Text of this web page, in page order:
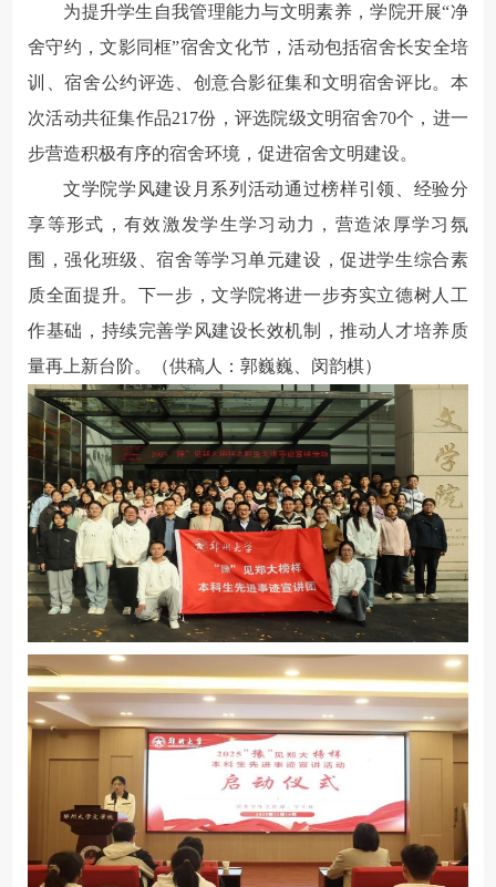
为提升学生自我管理能力与文明素养，学院开展“净
舍守约，文影同框”宿舍文化节，活动包括宿舍长安全培
训、宿舍公约评选、创意合影征集和文明宿舍评比。本
次活动共征集作品217份，评选院级文明宿舍70个，进一
步营造积极有序的宿舍环境，促进宿舍文明建设。
文学院学风建设月系列活动通过榜样引领、经验分
享等形式，有效激发学生学习动力，营造浓厚学习氛
围，强化班级、宿舍等学习单元建设，促进学生综合素
质全面提升。下一步，文学院将进一步夯实立德树人工
作基础，持续完善学风建设长效机制，推动人才培养质
量再上新台阶。（供稿人：郭巍巍、闵韵棋）